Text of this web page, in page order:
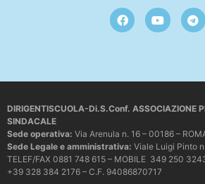
DIRIGENTISCUOLA-Di.S.Conf. ASSOCIAZIONE
SINDACALE
Sede operativa: Via Arenula n. 16 – 00186 –
Sede Legale e amministrativa: Viale Luigi Pinto
TELEF/FAX 0881 748 615 – MOBILE 349 250
+39 328 384 2176 – C.F. 94086870717